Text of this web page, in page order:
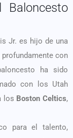
Jr. es hijo de una
con
ha sido
con los Utah
los Boston Celtics,
para el talento,